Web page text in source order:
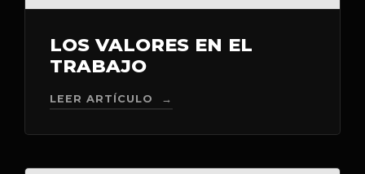
LOS VALORES EN EL
TRABAJO
LEER ARTÍCULO →